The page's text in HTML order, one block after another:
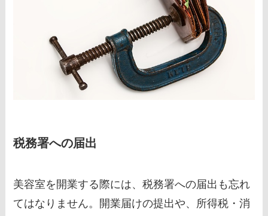
税務署への届出
美容室を開業する際には、税務署への届出も忘れ
てはなりません。開業届けの提出や、所得税・消